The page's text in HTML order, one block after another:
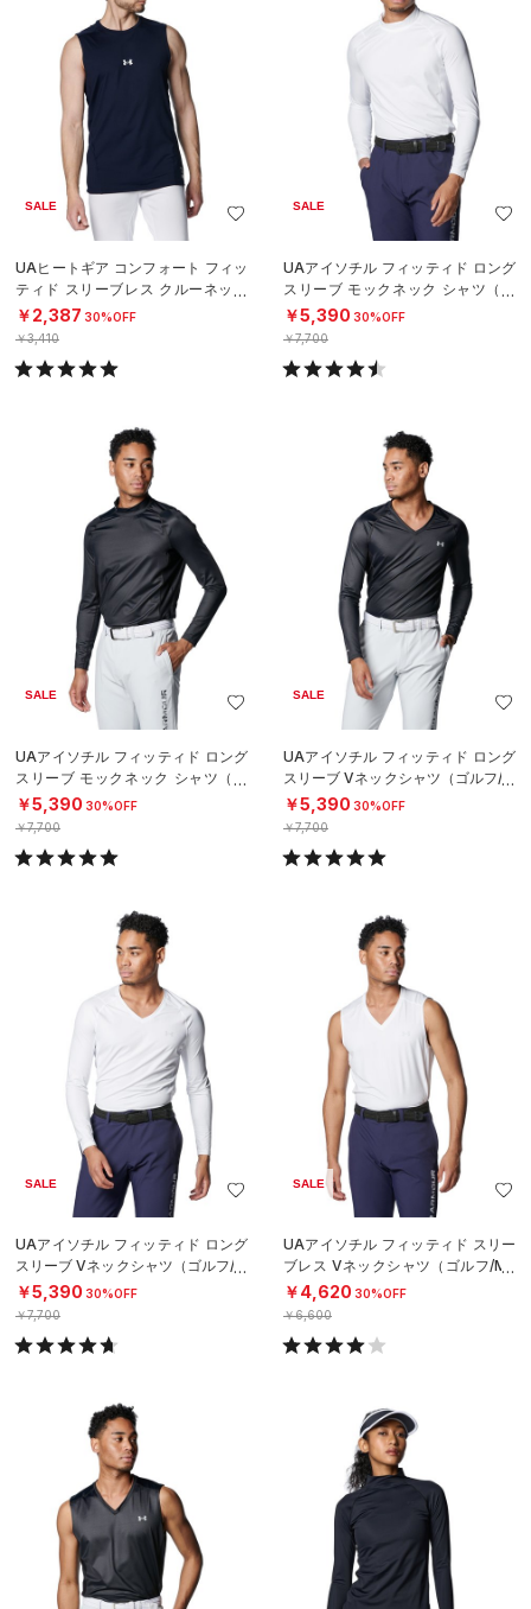
SALE
UAヒートギア コンフォート フィッ
ティド スリーブレス クルーネック
シャツ（ベースボール/MEN）
￥2,387 30%OFF
￥3,410
SALE
UAアイソチル フィッティド ロング
スリーブ モックネック シャツ（ゴ
ルフ/MEN）
￥5,390 30%OFF
￥7,700
SALE
UAアイソチル フィッティド ロング
スリーブ モックネック シャツ（ゴ
ルフ/MEN）
￥5,390 30%OFF
￥7,700
SALE
UAアイソチル フィッティド ロング
スリーブ Vネックシャツ（ゴルフ/M
EN）
￥5,390 30%OFF
￥7,700
SALE
UAアイソチル フィッティド ロング
スリーブ Vネックシャツ（ゴルフ/M
EN）
￥5,390 30%OFF
￥7,700
SALE
UAアイソチル フィッティド スリー
ブレス Vネックシャツ（ゴルフ/ME
N）
￥4,620 30%OFF
￥6,600